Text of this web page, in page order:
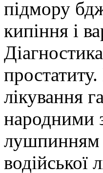
підмору
кипіння і
лікування
народними
лушпинням
водійської